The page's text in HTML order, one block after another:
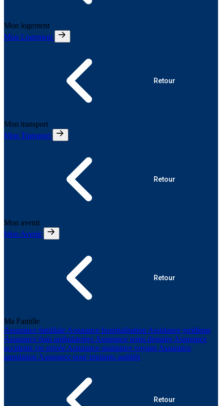
Mon logement
Mon Logement
Retour
Mon transport
Mon Transport
Retour
Mon avenir
Mon Avenir
Retour
Ma Famille
Assurance familiale Assurance hospitalisation Assistance juridique
Assurance frais ambulatoires Assurance soins dentaire Assurance
accidents vie privée Assurance assistance voyage Assurance
annulation Assurance pour implants auditifs
Retour